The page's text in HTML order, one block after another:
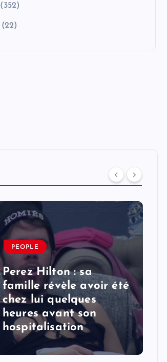
(352)
(22)
PEOPLE
Perez Hilton : sa
famille révèle avoir été
chez lui quelques
heures avant son
hospitalisation